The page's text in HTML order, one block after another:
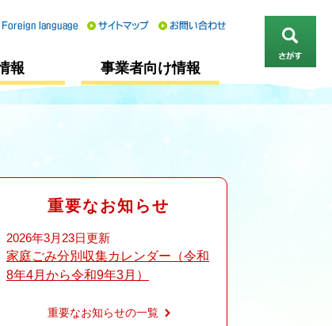
報 事業者向け情報
が
す
重要なお知らせ
2026年3月23日更新
家庭ごみ分別収集カレンダー（令和
8年4月から令和9年3月）
重要なお知らせの一覧